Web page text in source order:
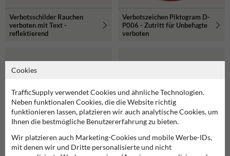
Verbotsschilder Rauchen
verboten mit Text -
reflektierend
Verbotszeichen Piktogram D-
P006 - Zutritt für Unbefugte
verboten
Cookies
TrafficSupply verwendet Cookies und ähnliche Technologien.
Neben funktionalen Cookies, die die Website richtig
funktionieren lassen, platzieren wir auch analytische Cookies, um
Ihnen die bestmögliche Benutzererfahrung zu bieten.
Wir platzieren auch Marketing-Cookies und mobile Werbe-IDs,
mit denen wir und Dritte personalisierte und nicht